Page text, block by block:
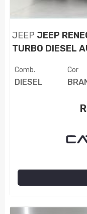
JEEP JEEP
TURBO DIESEL
Comb.
DIESEL
Cor